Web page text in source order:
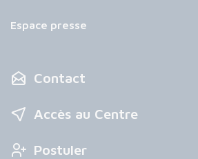
Espace presse
Contact
Accès au Centre
Postuler